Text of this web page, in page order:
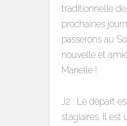
traditionnelle
prochaines
passerons au
nouvelle et
Marielle !
J2 : Le départ
stagiaires. Il est